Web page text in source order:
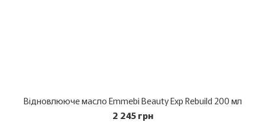
Відновлююче масло Emmebi Beauty Exp Rebuild 200 мл
2 245 грн